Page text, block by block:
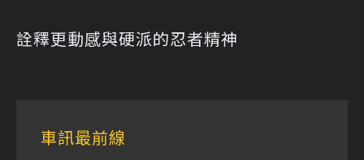
詮釋更動感與硬派的忍者精神
車訊最前線